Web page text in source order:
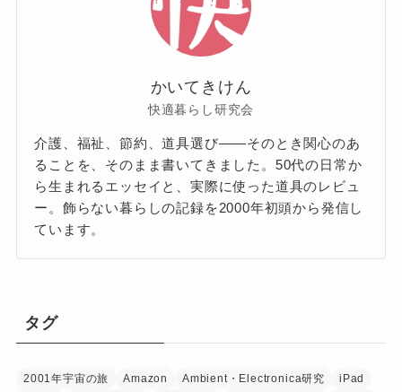
かいてきけん
快適暮らし研究会
介護、福祉、節約、道具選び——そのとき関心のあ
ることを、そのまま書いてきました。50代の日常か
ら生まれるエッセイと、実際に使った道具のレビュ
ー。飾らない暮らしの記録を2000年初頭から発信し
ています。
タグ
2001年宇宙の旅 Amazon Ambient・Electronica研究
iPad